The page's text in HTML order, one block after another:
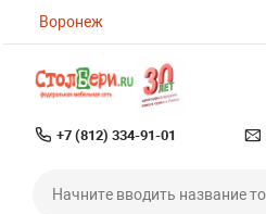
Воронеж
+7 (812) 334-91-01